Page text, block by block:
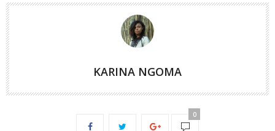
KARINA NGOMA
0